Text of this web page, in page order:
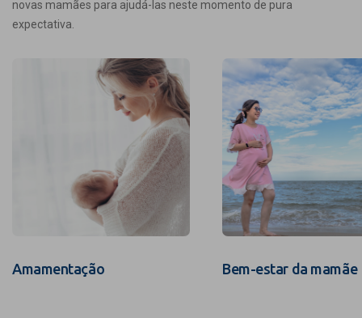
novas mamães para ajudá-las neste momento de pura
expectativa.
Amamentação Bem-estar da mamãe